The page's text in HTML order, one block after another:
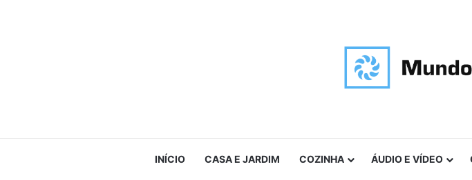
INÍCIO CASA E JARDIM COZINHA ÁUDIO E VÍDEO